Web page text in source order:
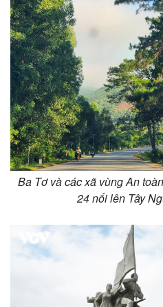
Quan sát
Cuộc sống đó đây
Hồ sơ
Ba Tơ và các xã vùng An
24 nối lên Tây